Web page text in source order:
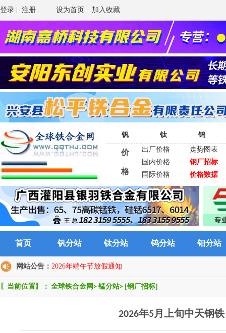
登录 注册 设为首页 加入收藏
钒 钛 钨
价
格
出厂价格
走势图表
国内价格
钢厂招标
国际价格
价格数据
首页 钒分站 钛分站 钨分站 钼分站
网站公告： 2026年端午节放假通知
〖当前位置〗： 全球铁合金网 > 锰分站> [钢厂招标]
2026年5月上旬中天钢